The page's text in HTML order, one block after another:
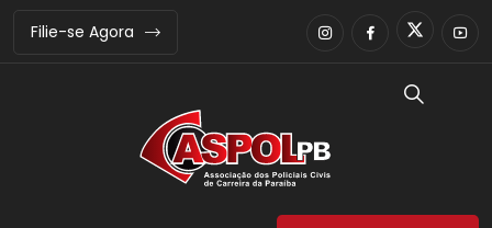
Filie-se Agora